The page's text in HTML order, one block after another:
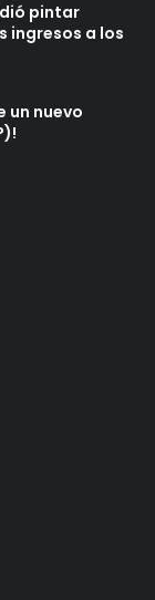
pintar
ingresos a los
un nuevo